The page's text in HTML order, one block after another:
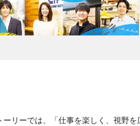
リーでは、「仕事を楽しく、視野を